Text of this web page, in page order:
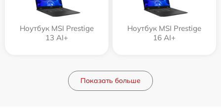
Ноутбук MSI Prestige
13 AI+
Ноутбук MSI Prestige
16 AI+
Показать больше